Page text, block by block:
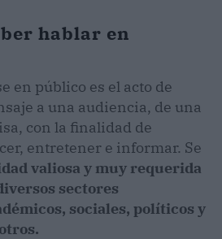
hablar en
en público es el acto de
a una audiencia, de una
con la finalidad de
entretener e informar. Se
valiosa y muy requerida
sectores
sociales, políticos y